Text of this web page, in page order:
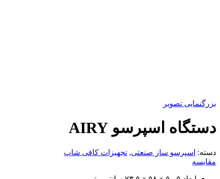
بزرگنمایی تصویر
دستگاه اسپرسو AIRY
دسته: اسپرسو ساز صنعتی, تجهیزات کافی شاپ
مقایسه